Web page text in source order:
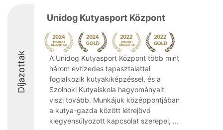
Díjazottak
Unidog Kutyasport Központ
A Unidog Kutyasport Központ több mint
három évtizedes tapasztalattal
foglalkozik kutyakiképzéssel, és a
Szolnoki Kutyaiskola hagyományait
viszi tovább. Munkájuk középpontjában
a kutya-gazda között létrejövő
kiegyensúlyozott kapcsolat szerepel, ...